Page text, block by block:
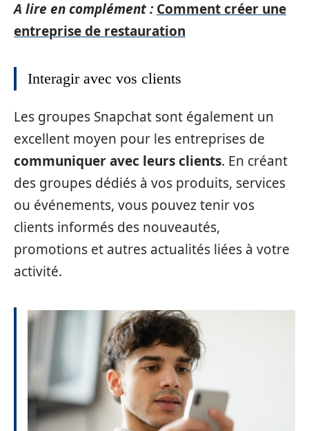
A lire en complément : Comment créer une
entreprise de restauration
Interagir avec vos clients
Les groupes Snapchat sont également un
excellent moyen pour les entreprises de
communiquer avec leurs clients. En créant
des groupes dédiés à vos produits, services
ou événements, vous pouvez tenir vos
clients informés des nouveautés,
promotions et autres actualités liées à votre
activité.